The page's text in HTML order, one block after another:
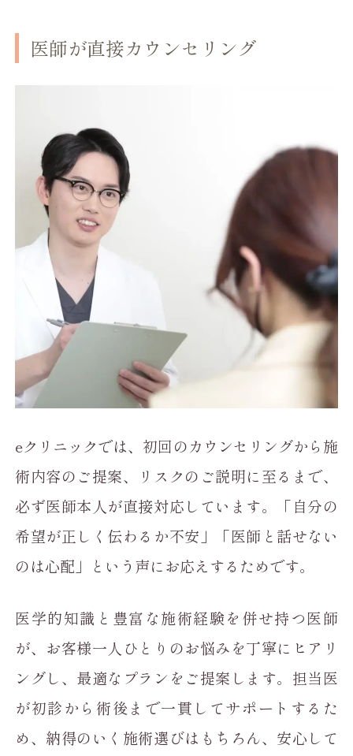
医師が直接カウンセリング
eクリニックでは、初回のカウンセリングから施
術内容のご提案、リスクのご説明に至るまで、
必ず医師本人が直接対応しています。「自分の
希望が正しく伝わるか不安」「医師と話せない
のは心配」という声にお応えするためです。
医学的知識と豊富な施術経験を併せ持つ医師
が、お客様一人ひとりのお悩みを丁寧にヒアリ
ングし、最適なプランをご提案します。担当医
が初診から術後まで一貫してサポートするた
め、納得のいく施術選びはもちろん、安心して